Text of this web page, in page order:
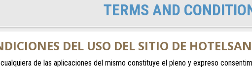
TERMS AND
DEL USO DEL SITIO DE
de las aplicaciones del mismo constituye el pleno y expreso